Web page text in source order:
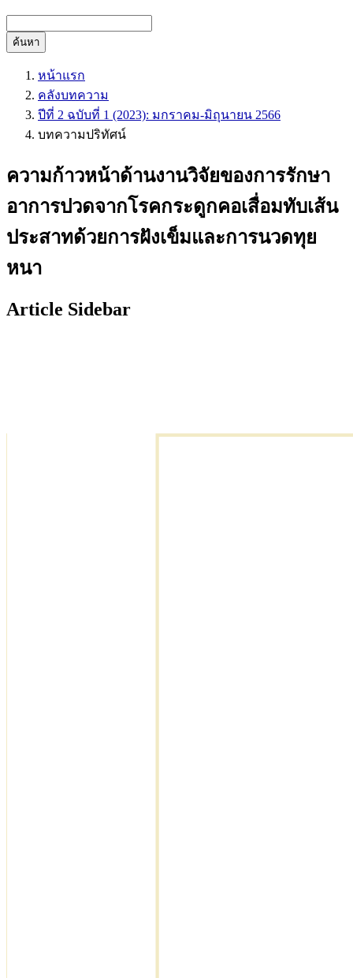
ค้นหา
หน้าแรก
คลังบทความ
ปีที่ 2 ฉบับที่ 1 (2023): มกราคม-มิถุนายน 2566
บทความปริทัศน์
ความก้าวหน้าด้านงานวิจัยของการรักษา
อาการปวดจากโรคกระดูกคอเสื่อมทับเส้น
ประสาทด้วยการฝังเข็มและการนวดทุย
หนา
Article Sidebar